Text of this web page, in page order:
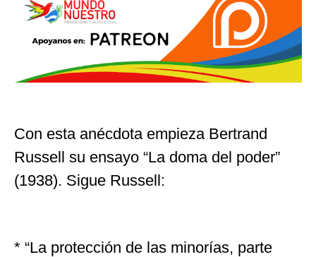
Con esta anécdota empieza Bertrand
Russell su ensayo “La doma del poder”
(1938). Sigue Russell:
* “La protección de las minorías, parte